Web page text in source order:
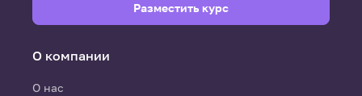
О компании
О нас
Разместить курс